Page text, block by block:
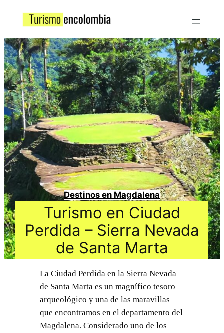
Destinos en Magdalena
Turismo en Ciudad
Perdida – Sierra Nevada
de Santa Marta
La Ciudad Perdida en la Sierra Nevada
de Santa Marta es un magnífico tesoro
arqueológico y una de las maravillas
que encontramos en el departamento del
Magdalena. Considerado uno de los